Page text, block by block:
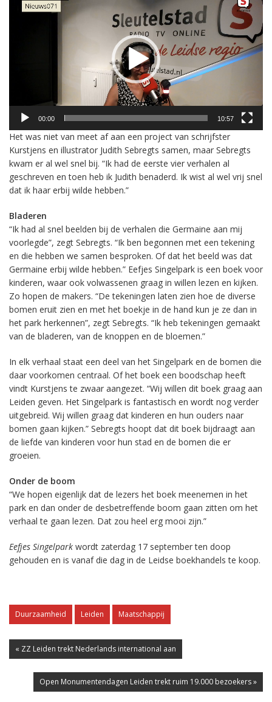
00:00 10:57
Het was niet van meet af aan een project van schrijfster
Kurstjens en illustrator Judith Sebregts samen, maar Sebregts
kwam er al wel snel bij. “Ik had de eerste vier verhalen al
geschreven en toen heb ik Judith benaderd. Ik wist al wel vrij snel
dat ik haar erbij wilde hebben.”
Bladeren
“Ik had al snel beelden bij de verhalen die Germaine aan mij
voorlegde”, zegt Sebregts. “Ik ben begonnen met een tekening
en die hebben we samen besproken. Of dat het beeld was dat
Germaine erbij wilde hebben.” Eefjes Singelpark is een boek voor
kinderen, waar ook volwassenen graag in willen lezen en kijken.
Zo hopen de makers. “De tekeningen laten zien hoe de diverse
bomen eruit zien en met het boekje in de hand kun je ze dan in
het park herkennen”, zegt Sebregts. “Ik heb tekeningen gemaakt
van de bladeren, van de knoppen en de bloemen.”
In elk verhaal staat een deel van het Singelpark en de bomen die
daar voorkomen centraal. Of het boek een boodschap heeft
vindt Kurstjens te zwaar aangezet. “Wij willen dit boek graag aan
Leiden geven. Het Singelpark is fantastisch en wordt nog verder
uitgebreid. Wij willen graag dat kinderen en hun ouders naar
bomen gaan kijken.” Sebregts hoopt dat dit boek bijdraagt aan
de liefde van kinderen voor hun stad en de bomen die er
groeien.
Onder de boom
“We hopen eigenlijk dat de lezers het boek meenemen in het
park en dan onder de desbetreffende boom gaan zitten om het
verhaal te gaan lezen. Dat zou heel erg mooi zijn.”
Eefjes Singelpark wordt zaterdag 17 september ten doop
gehouden en is vanaf die dag in de Leidse boekhandels te koop.
Duurzaamheid Leiden Maatschappij
« ZZ Leiden trekt Nederlands international aan
Open Monumentendagen Leiden trekt ruim 19.000 bezoekers »